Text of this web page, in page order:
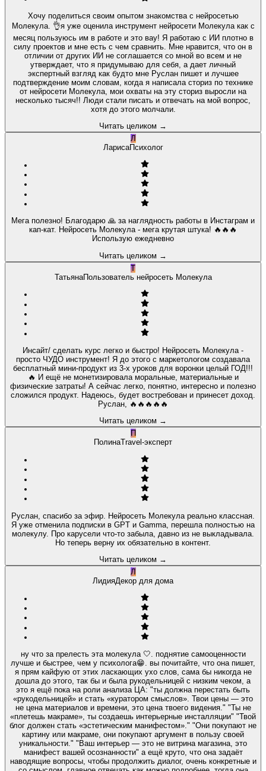
Хочу поделиться своим опытом знакомства с нейросетью
Молекула. 👌я уже оценила инструмент нейросети Молекула как с
месяц пользуюсь им в работе и это вау! Я работаю с ИИ плотно в
силу проектов и мне есть с чем сравнить. Мне нравится, что он в
отличии от других ИИ не соглашается со мной во всем и не
утверждает, что я придумываю для себя, а дает личный
экспертный взгляд как будто мне Руслан пишет и лучшее
подтверждение моим словам, когда я написала сториз по технике
от нейросети Молекула, мои охваты на эту сториз выросли на
несколько тысяч!! Люди стали писать и отвечать на мой вопрос,
хотя до этого молчали.
Читать целиком →
Л
ЛарисаПсихолог
Мега полезно! Благодарю 🙏 за наглядность работы в Инстаграм и
кап-кат. Нейросеть Молекула - мега крутая штука! 🔥🔥🔥
Использую ежедневно
Читать целиком →
Т
ТатьянаПользователь нейросеть Молекула
Инсайт/ сделать курс легко и быстро! Нейросеть Молекула -
просто ЧУДО инструмент! Я до этого с маркетологом создавала
бесплатный мини-продукт из 3-х уроков для воронки целый ГОД!!!
🔥 И ещё не монетизировала моральные, материальные и
физические затраты! А сейчас легко, понятно, интересно и полезно
сложился продукт. Надеюсь, будет востребован и принесет доход.
Руслан, 🔥🔥🔥🔥🔥
Читать целиком →
П
ПолинаTravel-эксперт
Руслан, спасибо за эфир. Нейросеть Молекула реально классная.
Я уже отменила подписки в GPT и Gamma, перешла полностью на
молекулу. Про карусели что-то забыла, давно из не выкладывала.
Но теперь верну их обязательно в контент.
Читать целиком →
Л
ЛидияДекор для дома
ну что за прелесть эта молекула 🤍. поднятие самооценности
лучше и быстрее, чем у психолога😁. вы почитайте, что она пишет,
я прям кайфую от этих ласкающих ухо слов, сама бы никогда не
дошла до этого, так бы и была рукодельницей с низким чеком, а
это я ещё пока на роли анализа ЦА: "ты должна перестать быть
«рукодельницей» и стать «куратором смыслов». Твои цены — это
не цена материалов и времени, это цена твоего видения." "Ты не
«плетешь макраме», ты создаешь интерьерные инсталляции" "Твой
блог должен стать «эстетическим манифестом»." "Они покупают не
картину или макраме, они покупают аргумент в пользу своей
уникальности." "Ваш интерьер — это не витрина магазина, это
манифест вашей осознанности" а ещё круто, что она задаёт
наводящие вопросы, чтобы продолжить диалог, очень конкретные и